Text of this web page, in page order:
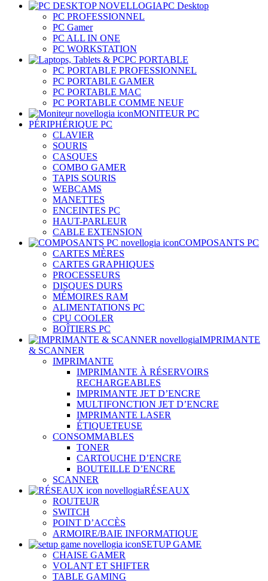
PC Desktop
PC PROFESSIONNEL
PC Gamer
PC ALL IN ONE
PC WORKSTATION
PC PORTABLE
PC PORTABLE PROFESSIONNEL
PC PORTABLE GAMER
PC PORTABLE MAC
PC PORTABLE COMME NEUF
MONITEUR PC
PÉRIPHÉRIQUE PC
CLAVIER
SOURIS
CASQUES
COMBO GAMER
TAPIS SOURIS
WEBCAMS
MANETTES
ENCEINTES PC
HAUT-PARLEUR
CABLE EXTENSION
COMPOSANTS PC
CARTES MÈRES
CARTES GRAPHIQUES
PROCESSEURS
DISQUES DURS
MÉMOIRES RAM
ALIMENTATIONS PC
CPU COOLER
BOÎTIERS PC
IMPRIMANTE
& SCANNER
IMPRIMANTE
IMPRIMANTE À RÉSERVOIRS
RECHARGEABLES
IMPRIMANTE JET D’ENCRE
MULTIFONCTION JET D’ENCRE
IMPRIMANTE LASER
ÉTIQUETEUSE
CONSOMMABLES
TONER
CARTOUCHE D’ENCRE
BOUTEILLE D’ENCRE
SCANNER
RÉSEAUX
ROUTEUR
SWITCH
POINT D’ACCÈS
ARMOIRE/BAIE INFORMATIQUE
SETUP GAME
CHAISE GAMER
VOLANT ET SHIFTER
TABLE GAMING